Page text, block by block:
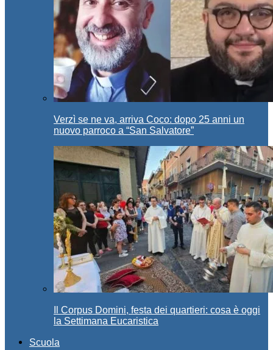
Verzì se ne va, arriva Coco: dopo 25 anni un
nuovo parroco a “San Salvatore”
Il Corpus Domini, festa dei quartieri: cosa è oggi
la Settimana Eucaristica
Scuola